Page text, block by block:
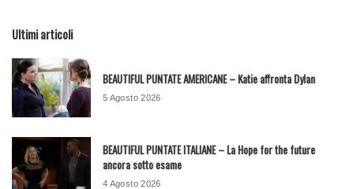
Ultimi articoli
BEAUTIFUL PUNTATE AMERICANE – Katie affronta Dylan
5 Agosto 2026
BEAUTIFUL PUNTATE ITALIANE – La Hope for the future
ancora sotto esame
4 Agosto 2026